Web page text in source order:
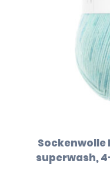
Sockenwolle
superwash,